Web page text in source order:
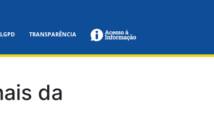
LGPD TRANSPARÊNCIA
da